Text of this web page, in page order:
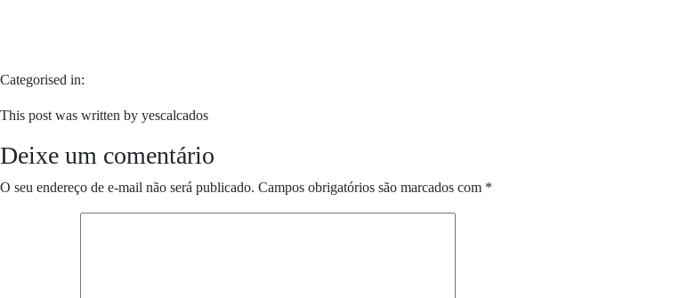
Categorised in:
This post was written by yescalcados
Deixe um comentário
O seu endereço de e-mail não será publicado. Campos obrigatórios são marcados com *